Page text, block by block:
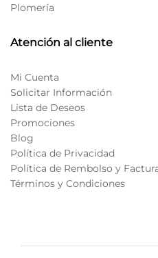
Plomería
Atención al cliente
Mi Cuenta
Solicitar Información
Lista de Deseos
Promociones
Blog
Política de Privacidad
Política de Rembolso y
Términos y Condiciones